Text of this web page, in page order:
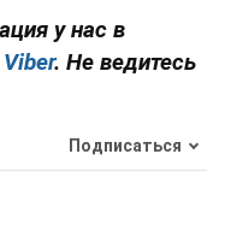
у нас в
Viber. Не ведитесь
Подписаться